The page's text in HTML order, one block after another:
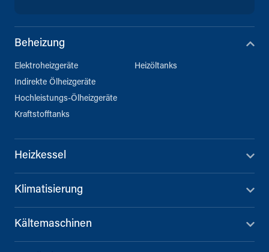
Beheizung
Elektroheizgeräte
Indirekte Ölheizgeräte
Hochleistungs-Ölheizgeräte
Kraftstofftanks
Heizöltanks
Heizkessel
Klimatisierung
Kältemaschinen